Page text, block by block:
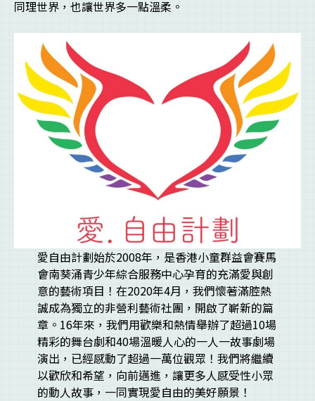
同理世界，也讓世界多一點溫柔。
愛自由計劃始於2008年，是香港小童群益會賽馬
會南葵涌青少年綜合服務中心孕育的充滿愛與創
意的藝術項目！在2020年4月，我們懷著滿腔熱
誠成為獨立的非營利藝術社團，開啟了嶄新的篇
章。16年來，我們用歡樂和熱情舉辦了超過10場
精彩的舞台劇和40場溫暖人心的一人一故事劇場
演出，已經感動了超過一萬位觀眾！我們將繼續
以歡欣和希望，向前邁進，讓更多人感受性小眾
的動人故事，一同實現愛自由的美好願景！